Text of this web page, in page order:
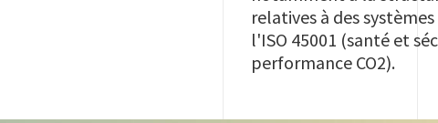
relatives à des
l'ISO 45001 (santé et
performance CO2).